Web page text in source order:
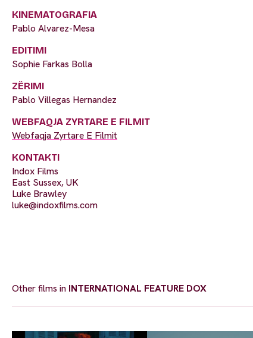
KINEMATOGRAFIA
Pablo Alvarez-Mesa
EDITIMI
Sophie Farkas Bolla
ZËRIMI
Pablo Villegas Hernandez
WEBFAQJA ZYRTARE E FILMIT
Webfaqja Zyrtare E Filmit
KONTAKTI
Indox Films
East Sussex, UK
Luke Brawley
luke@indoxfilms.com
Other films in INTERNATIONAL FEATURE DOX